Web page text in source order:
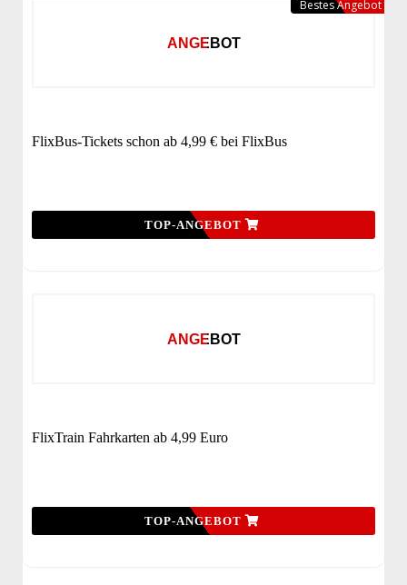
ANGEBOT
FlixBus-Tickets schon ab 4,99 € bei FlixBus
TOP-ANGEBOT
Bestes Angebot
ANGEBOT
FlixTrain Fahrkarten ab 4,99 Euro
TOP-ANGEBOT